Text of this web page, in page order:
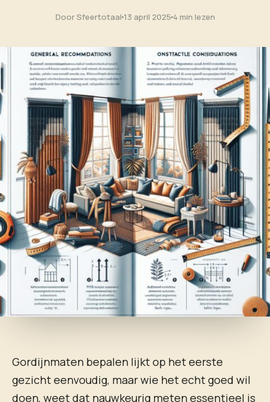
Door Sfeertotaal13 april 20254 min lezen
Gordijnmaten bepalen lijkt op het eerste
gezicht eenvoudig, maar wie het echt goed wil
doen, weet dat nauwkeurig meten essentieel is